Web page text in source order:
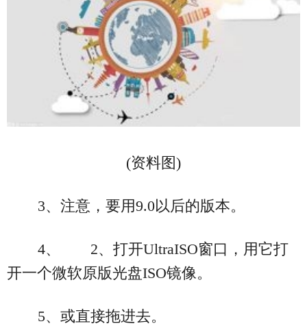
(资料图)
3、注意，要用9.0以后的版本。
4、 2、打开UltraISO窗口，用它打
开一个微软原版光盘ISO镜像。
5、或直接拖进去。